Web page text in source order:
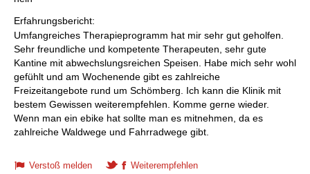
Erfahrungsbericht:
Umfangreiches Therapieprogramm hat mir sehr gut geholfen.
Sehr freundliche und kompetente Therapeuten, sehr gute
Kantine mit abwechslungsreichen Speisen. Habe mich sehr wohl
gefühlt und am Wochenende gibt es zahlreiche
Freizeitangebote rund um Schömberg. Ich kann die Klinik mit
bestem Gewissen weiterempfehlen. Komme gerne wieder.
Wenn man ein ebike hat sollte man es mitnehmen, da es
zahlreiche Waldwege und Fahrradwege gibt.
Verstoß melden
Weiterempfehlen